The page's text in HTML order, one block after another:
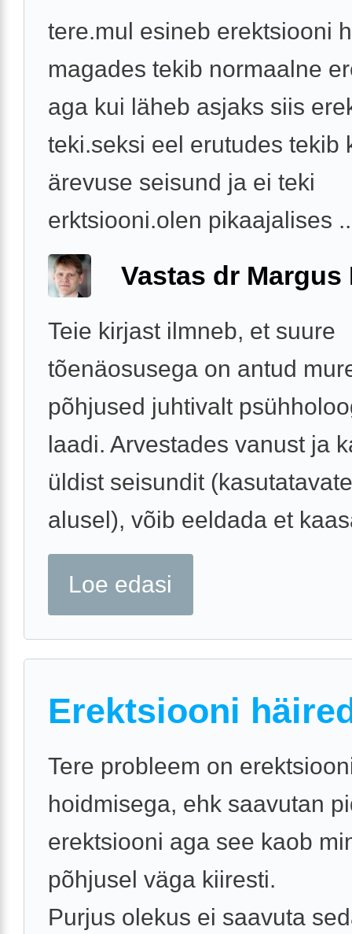
tere.mul esineb erektsiooni
magades tekib normaalne
aga kui läheb asjaks siis
teki.seksi eel erutudes tekib
ärevuse seisund ja ei teki
erktsiooni.olen pikaajalises
Vastas dr Margus
Teie kirjast ilmneb, et suure
tõenäosusega on antud
põhjused juhtivalt
laadi. Arvestades vanust ja
üldist seisundit
alusel), võib eeldada et
Loe edasi
Erektsiooni
Tere probleem on
hoidmisega, ehk saavutan
erektsiooni aga see kaob
põhjusel väga kiiresti.
Purjus olekus ei saavuta